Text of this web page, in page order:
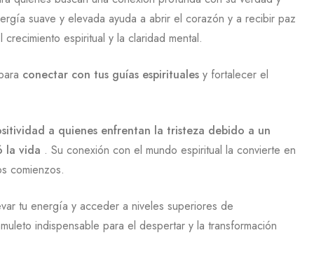
suave y elevada ayuda a abrir el corazón y a recibir paz
espiritual y la claridad mental.
conectar con tus guías espirituales y fortalecer el
a quienes enfrentan la tristeza debido a un
la vida . Su conexión con el mundo espiritual la convierte en
comienzos.
tu energía y acceder a niveles superiores de
indispensable para el despertar y la transformación